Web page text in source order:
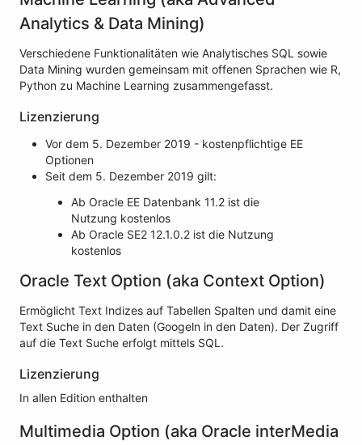
Analytics & Data Mining)
Verschiedene Funktionalitäten wie Analytisches SQL sowie
Data Mining wurden gemeinsam mit offenen Sprachen wie R,
Python zu Machine Learning zusammengefasst.
Lizenzierung
Vor dem 5. Dezember 2019 - kostenpflichtige EE
Optionen
Seit dem 5. Dezember 2019 gilt:
Ab Oracle EE Datenbank 11.2 ist die
Nutzung kostenlos
Ab Oracle SE2 12.1.0.2 ist die Nutzung
kostenlos
Oracle Text Option (aka Context Option)
Ermöglicht Text Indizes auf Tabellen Spalten und damit eine
Text Suche in den Daten (Googeln in den Daten). Der Zugriff
auf die Text Suche erfolgt mittels SQL.
Lizenzierung
In allen Edition enthalten
Multimedia Option (aka Oracle interMedia